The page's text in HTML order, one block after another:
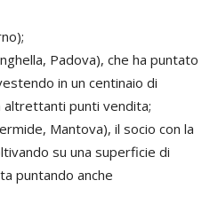
Padova), che ha puntato
in un centinaio di
punti vendita;
Mantova), il socio con la
su una superficie di
puntando anche